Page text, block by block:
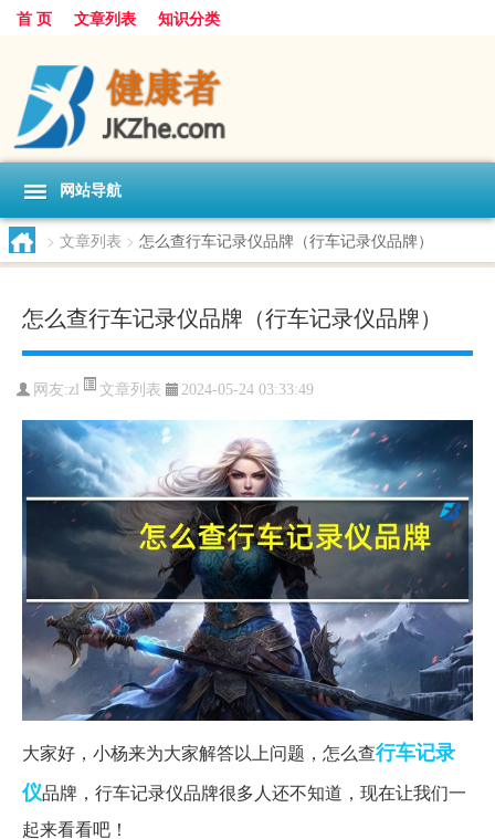
首 页 文章列表 知识分类
网站导航
> 文章列表 > 怎么查行车记录仪品牌（行车记录仪品牌）
怎么查行车记录仪品牌（行车记录仪品牌）
网友:zl 文章列表 2024-05-24 03:33:49
大家好，小杨来为大家解答以上问题，怎么查行车记录
仪品牌，行车记录仪品牌很多人还不知道，现在让我们一
起来看看吧！